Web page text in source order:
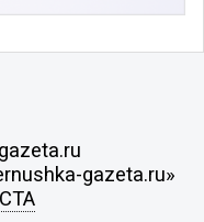
gazeta.ru»